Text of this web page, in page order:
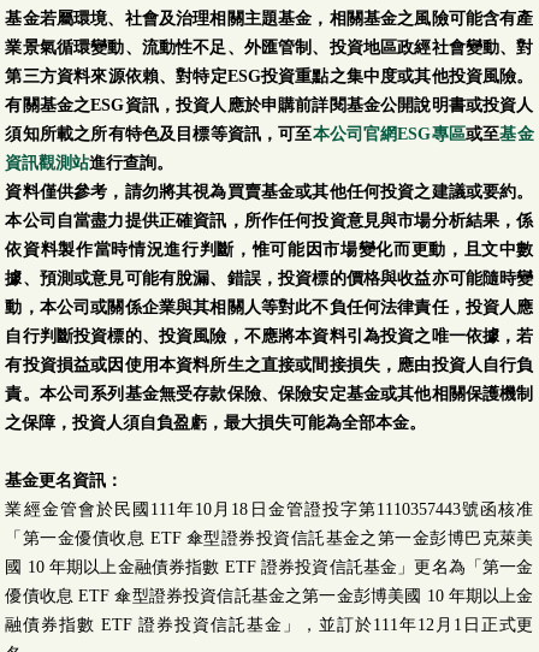
基金若屬環境、社會及治理相關主題基金，相關基金之風險可能含有產
業景氣循環變動、流動性不足、外匯管制、投資地區政經社會變動、對
第三方資料來源依賴、對特定ESG投資重點之集中度或其他投資風險。
有關基金之ESG資訊，投資人應於申購前詳閱基金公開說明書或投資人
須知所載之所有特色及目標等資訊，可至本公司官網ESG專區或至基金
資訊觀測站進行查詢。
資料僅供參考，請勿將其視為買賣基金或其他任何投資之建議或要約。
本公司自當盡力提供正確資訊，所作任何投資意見與市場分析結果，係
依資料製作當時情況進行判斷，惟可能因市場變化而更動，且文中數
據、預測或意見可能有脫漏、錯誤，投資標的價格與收益亦可能隨時變
動，本公司或關係企業與其相關人等對此不負任何法律責任，投資人應
自行判斷投資標的、投資風險，不應將本資料引為投資之唯一依據，若
有投資損益或因使用本資料所生之直接或間接損失，應由投資人自行負
責。本公司系列基金無受存款保險、保險安定基金或其他相關保護機制
之保障，投資人須自負盈虧，最大損失可能為全部本金。
基金更名資訊：
業經金管會於民國111年10月18日金管證投字第1110357443號函核准
「第一金優債收息 ETF 傘型證券投資信託基金之第一金彭博巴克萊美
國 10 年期以上金融債券指數 ETF 證券投資信託基金」更名為「第一金
優債收息 ETF 傘型證券投資信託基金之第一金彭博美國 10 年期以上金
融債券指數 ETF 證券投資信託基金」，並訂於111年12月1日正式更